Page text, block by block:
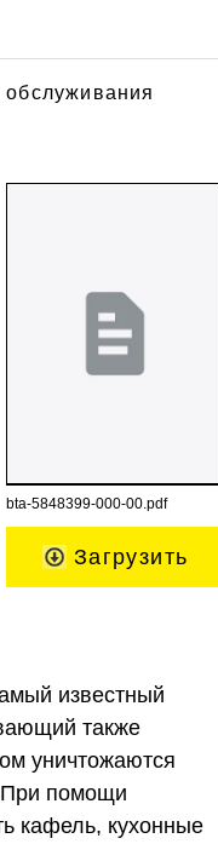
обслуживания
bta-5848399-000-00.pdf
Загрузить
известный
также
уничтожаются
При помощи
кафель, кухонные